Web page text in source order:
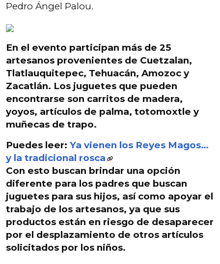
Pedro Ángel Palou.
En el evento participan más de 25
artesanos provenientes de Cuetzalan,
Tlatlauquitepec, Tehuacán, Amozoc y
Zacatlán. Los juguetes que pueden
encontrarse son carritos de madera,
yoyos, artículos de palma, totomoxtle y
muñecas de trapo.
Puedes leer: Ya vienen los Reyes Magos…
y la tradicional rosca
Con esto buscan brindar una opción
diferente para los padres que buscan
juguetes para sus hijos, así como apoyar el
trabajo de los artesanos, ya que sus
productos están en riesgo de desaparecer
por el desplazamiento de otros artículos
solicitados por los niños.